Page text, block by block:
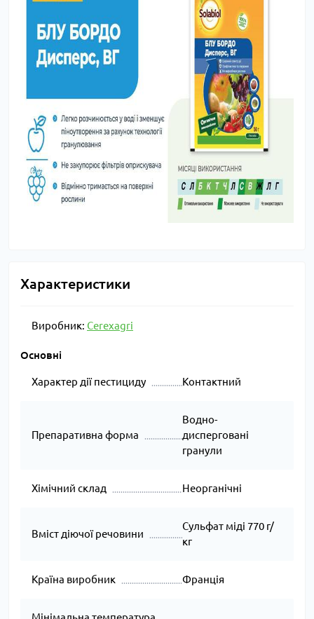
Характеристики
Виробник: Cerexagri
Основні
Характер дії пестициду Контактний
Препаративна форма
Водно-
дисперговані
гранули
Хімічний склад Неорганічні
Вміст діючої речовини
Сульфат міді 770 г/
кг
Країна виробник Франція